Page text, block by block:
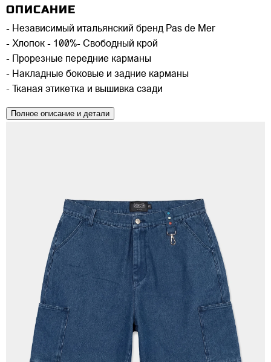
ОПИСАНИЕ
- Независимый итальянский бренд Pas de Mer
- Хлопок - 100%- Свободный крой
- Прорезные передние карманы
- Накладные боковые и задние карманы
- Тканая этикетка и вышивка сзади
Полное описание и детали